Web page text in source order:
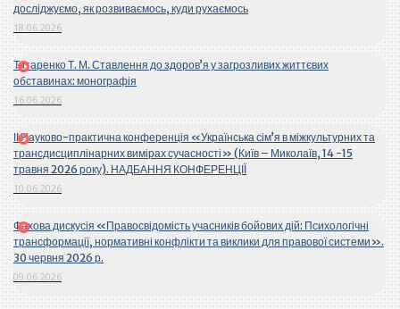
досліджуємо, як розвиваємось, куди рухаємось
18.06.2026
Титаренко Т. М. Ставлення до здоров’я у загрозливих життєвих
обставинах: монографія
16.06.2026
ІІ Науково-практична конференція «Українська сім’я в міжкультурних та
трансдисциплінарних вимірах сучасності» (Київ – Миколаїв, 14 -15
травня 2026 року). НАДБАННЯ КОНФЕРЕНЦІЇ
10.06.2026
Фахова дискусія «Правосвідомість учасників бойових дій: Психологічні
трансформації, нормативні конфлікти та виклики для правової системи».
30 червня 2026 р.
09.06.2026